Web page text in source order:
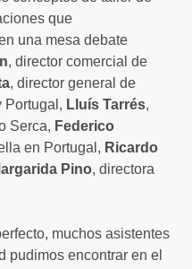
que
una mesa debate
, director comercial de
, director general de
Portugal, Lluís Tarrés,
Serca, Federico
en Portugal, Ricardo
Pino, directora
muchos asistentes
pudimos encontrar en el